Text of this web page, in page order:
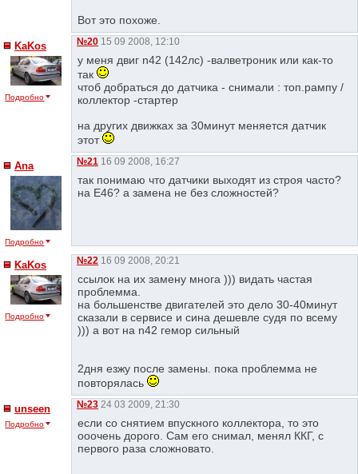
Вот это похоже.
KaKos
Подробно
№20 15 09 2008, 12:10
у меня двиг n42 (142лс) -валветроник или как-то
так
чтоб добраться до датчика - снимали : топ.рампу /
коллектор -стартер
на других движках за 30минут меняется датчик
этот
Ana
Подробно
№21 16 09 2008, 16:27
так понимаю что датчики выходят из строя часто?
на Е46? а замена не без сложностей?
KaKos
Подробно
№22 16 09 2008, 20:21
ссылок на их замену многа ))) видать частая
проблемма.
на большенстве двигателей это дело 30-40минут
сказали в сервисе и сина дешевле судя по всему
))) а вот на n42 гемор сильный
2дня езжу после замены. пока проблемма не
повторялась
unseen
Подробно
№23 24 03 2009, 21:30
если со снятием впускного коллектора, то это
ооочень дорого. Сам его снимал, менял ККГ, с
первого раза сложновато.